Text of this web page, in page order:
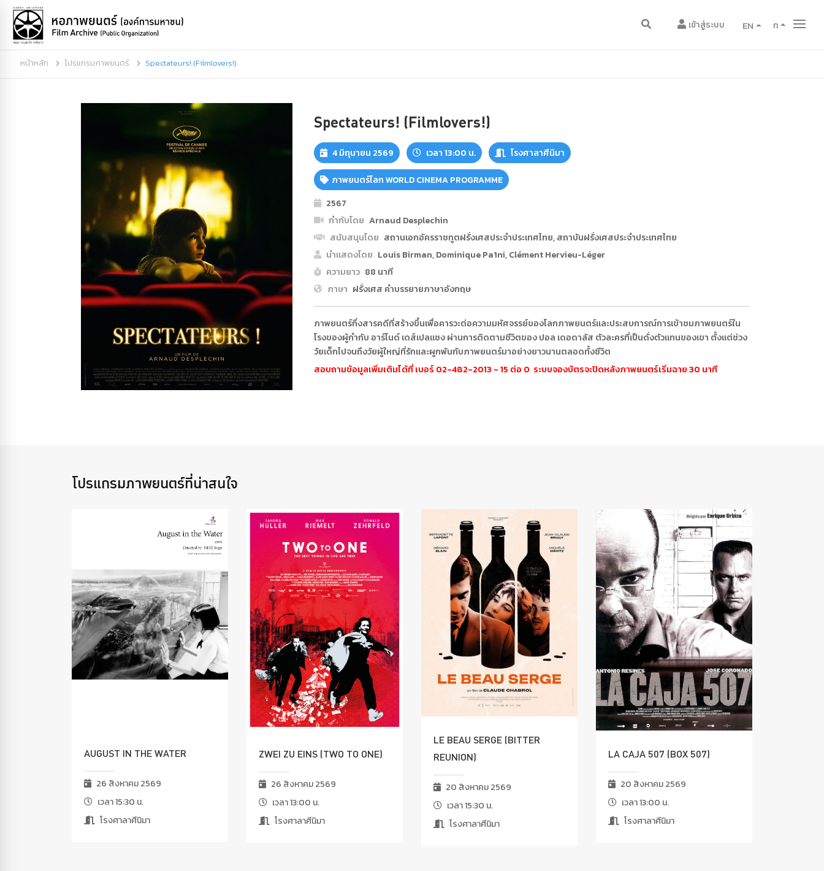
เข้าสู่ระบบ EN ก
หน้าหลัก โปรแกรมภาพยนตร์ Spectateurs! (Filmlovers!)
Spectateurs! (Filmlovers!)
4 มิถุนายน 2569 เวลา 13:00 น. โรงศาลาศีนิมา
ภาพยนตร์โลก WORLD CINEMA PROGRAMME
2567
กำกับโดย Arnaud Desplechin
สนับสนุนโดย สถานเอกอัครราชทูตฝรั่งเศสประจำประเทศไทย, สถาบันฝรั่งเศสประจำประเทศไทย
นำแสดงโดย Louis Birman, Dominique Païni, Clément Hervieu-Léger
ความยาว 88 นาที
ภาษา ฝรั่งเศส คำบรรยายภาษาอังกฤษ
ภาพยนตร์กึ่งสารคดีที่สร้างขึ้นเพื่อคารวะต่อความมหัศจรรย์ของโลกภาพยนตร์และประสบการณ์การเข้าชมภาพยนตร์ใน
โรงของผู้กำกับ อาร์โนด์ เดส์เปลแชง ผ่านการติดตามชีวิตของ ปอล เดอดาลัส ตัวละครที่เป็นดั่งตัวแทนของเขา ตั้งแต่ช่วง
วัยเด็กไปจนถึงวัยผู้ใหญ่ที่รักและผูกพันกับภาพยนตร์มาอย่างยาวนานตลอดทั้งชีวิต
สอบถามข้อมูลเพิ่มเติมได้ที่ เบอร์ 02-482-2013 - 15 ต่อ 0 ระบบจองบัตรจะปิดหลังภาพยนตร์เริ่มฉาย 30 นาที
โปรแกรมภาพยนตร์ที่น่าสนใจ
AUGUST IN THE WATER
26 สิงหาคม 2569
เวลา 15:30 น.
โรงศาลาศีนิมา
ZWEI ZU EINS (TWO TO ONE)
26 สิงหาคม 2569
เวลา 13:00 น.
โรงศาลาศีนิมา
LE BEAU SERGE (BITTER
REUNION)
20 สิงหาคม 2569
เวลา 15:30 น.
โรงศาลาศีนิมา
LA CAJA 507 (BOX 507)
20 สิงหาคม 2569
เวลา 13:00 น.
โรงศาลาศีนิมา